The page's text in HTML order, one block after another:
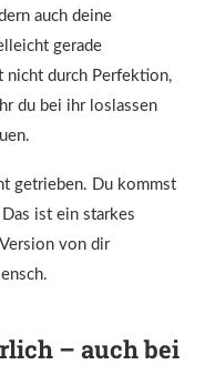
auch deine
gerade
nicht durch Perfektion,
du bei ihr loslassen
getrieben. Du kommst
ist ein starkes
von dir
– auch bei